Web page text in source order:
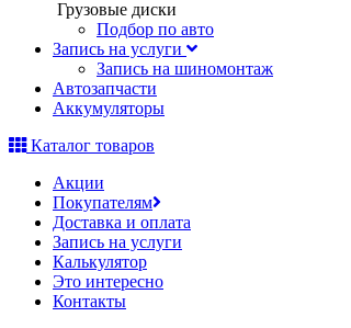
Грузовые диски
Подбор по авто
Запись на услуги
Запись на шиномонтаж
Автозапчасти
Аккумуляторы
Каталог товаров
Акции
Покупателям
Доставка и оплата
Запись на услуги
Калькулятор
Это интересно
Контакты